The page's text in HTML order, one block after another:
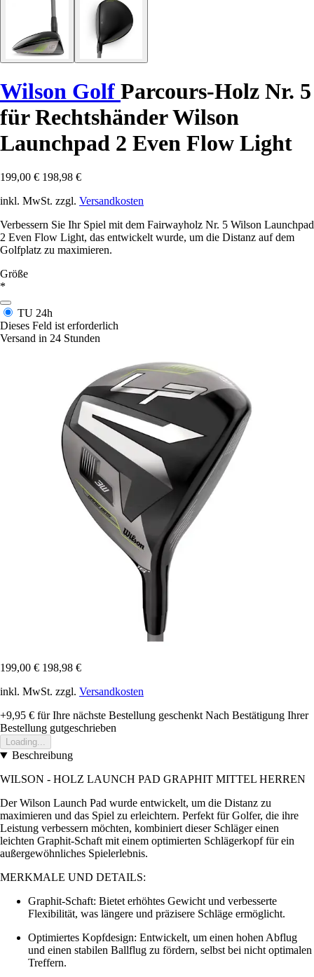
Wilson Golf Parcours-Holz Nr. 5
für Rechtshänder Wilson
Launchpad 2 Even Flow Light
199,00 € 198,98 €
inkl. MwSt. zzgl. Versandkosten
Verbessern Sie Ihr Spiel mit dem Fairwayholz Nr. 5 Wilson Launchpad
2 Even Flow Light, das entwickelt wurde, um die Distanz auf dem
Golfplatz zu maximieren.
Größe
*
TU 24h
Dieses Feld ist erforderlich
Versand in 24 Stunden
199,00 € 198,98 €
inkl. MwSt. zzgl. Versandkosten
+9,95 € für Ihre nächste Bestellung geschenkt Nach Bestätigung Ihrer
Bestellung gutgeschrieben
Loading...
Beschreibung
WILSON - HOLZ LAUNCH PAD GRAPHIT MITTEL HERREN
Der Wilson Launch Pad wurde entwickelt, um die Distanz zu
maximieren und das Spiel zu erleichtern. Perfekt für Golfer, die ihre
Leistung verbessern möchten, kombiniert dieser Schläger einen
leichten Graphit-Schaft mit einem optimierten Schlägerkopf für ein
außergewöhnliches Spielerlebnis.
MERKMALE UND DETAILS:
Graphit-Schaft: Bietet erhöhtes Gewicht und verbesserte
Flexibilität, was längere und präzisere Schläge ermöglicht.
Optimiertes Kopfdesign: Entwickelt, um einen hohen Abflug
und einen stabilen Ballflug zu fördern, selbst bei nicht optimalen
Treffern.